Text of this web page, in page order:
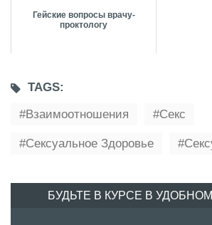
Гейские вопросы врачу-
проктологу
TAGS:
Взаимоотношения
Секс
Сексуальное Здоровье
БУДЬТЕ В КУРСЕ В